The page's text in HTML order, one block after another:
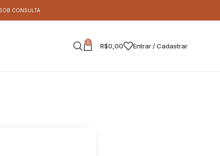
CONSULTA
0 R$0,00 Entrar / Cadastrar